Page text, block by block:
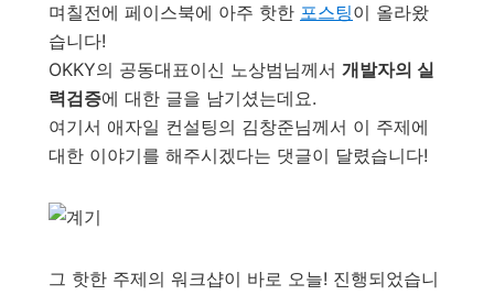
며칠전에 페이스북에 아주 핫한 포스팅이 올라왔
습니다!
OKKY의 공동대표이신 노상범님께서 개발자의 실
력검증에 대한 글을 남기셨는데요.
여기서 애자일 컨설팅의 김창준님께서 이 주제에
대한 이야기를 해주시겠다는 댓글이 달렸습니다!
그 핫한 주제의 워크샵이 바로 오늘! 진행되었습니